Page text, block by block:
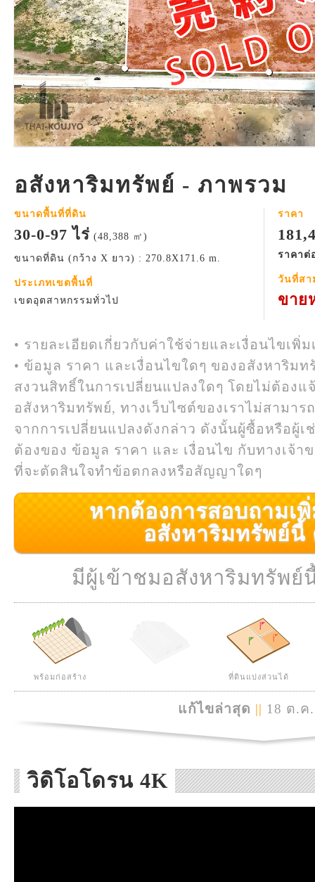
อสังหาริมทรัพย์ - ภาพรวม
ขนาดพื้นที่ที่ดิน
30-0-97 ไร่ (48,388 ㎡)
ขนาดที่ดิน (กว้าง X ยาว) : 270.8X171.6 m.
ประเภทเขตพื้นที่
เขตอุตสาหกรรมทั่วไป
ราคา
ราคาต่
วันที่สา
ขาย
• รายละเอียดเกี่ยวกับค่าใช้จ่ายและเงื่อนไขเ
• ข้อมูล ราคา และเงื่อนไขใดๆ ของอสังหาริม
สงวนสิทธิ์ในการเปลี่ยนแปลงใดๆ โดยไม่ต้องแ
อสังหาริมทรัพย์, ทางเว็บไซต์ของเราไม่สามา
จากการเปลี่ยนแปลงดังกล่าว ดังนั้นผู้ซื้อหรือผู้
ต้องของ ข้อมูล ราคา และ เงื่อนไข กับทางเจ้
ที่จะตัดสินใจทำข้อตกลงหรือสัญญาใดๆ
หากต้องการสอบถามเ
อสังหาริมทรัพย์นี้
มีผู้เข้าชมอสังหาริมทรัพย์
พร้อมก่อสร้าง ที่ดินแบ่งส่วนได้
แก้ไขล่าสุด || 18 ต.ค
วิดิโอโดรน 4K